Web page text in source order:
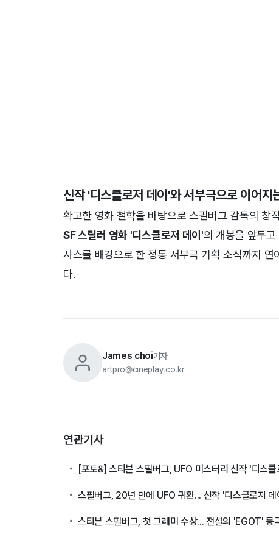
신작 '디스클로저 데이'와 서부극으로 이어지
확고한 영화 철학을 바탕으로 스필버그 감독의 창
SF 스릴러 영화 '디스클로저 데이'의 개봉을 앞두
사스를 배경으로 한 정통 서부극 기획 소식까지
다.
James choi기자
artpro@cineplay.co.kr
연관기사
[포토&] 스티븐 스필버그, UFO 미스터리 신작 '디
스필버그, 20년 만에 UFO 귀환... 신작 '디스클로저
스티븐 스필버그, 첫 그래미 수상... 전설의 'EGOT' 등